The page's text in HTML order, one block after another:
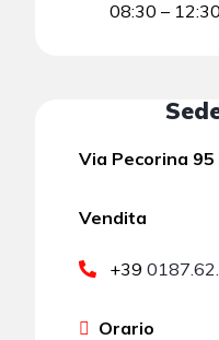
08:30 – 12:30
Via Pecorina 95
Vendita
+39
Orario